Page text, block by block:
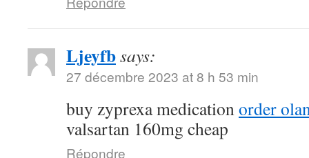
Ljeyfbsays:
27 décembre 2023 at 8 h 53 min
buy zyprexa medication order
valsartan 160mg cheap
Répondre